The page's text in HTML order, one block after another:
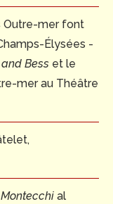
Outre-mer font
Élysées -
Bess et le
mer au Théâtre
al